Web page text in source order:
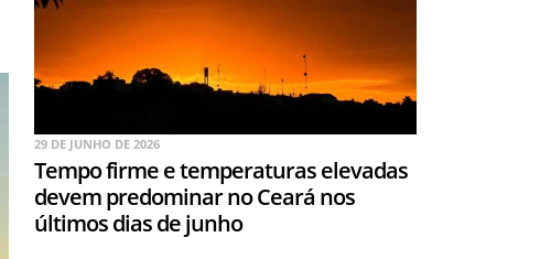
29 DE JUNHO DE 2026
Tempo firme e temperaturas elevadas
devem predominar no Ceará nos
últimos dias de junho